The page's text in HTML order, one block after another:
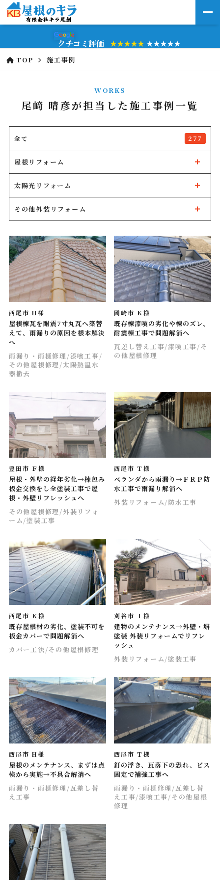
クチコミ評価 ★★★★★ ★★★★★
TOP 施工事例
WORKS
尾﨑 晴彦が担当した施工事例一覧
全て 277
屋根リフォーム
太陽光リフォーム
その他外装リフォーム
西尾市 H様
屋根棟瓦を耐震7寸丸瓦へ築替
えて、雨漏りの原因を根本解決
へ
雨漏り・雨樋修理 /漆喰工事/
その他屋根修理 /太陽熱温水
器撤去
岡崎市 Ｋ様
既存棟漆喰の劣化や棟のズレ、
耐震棟工事で問題解消へ
瓦差し替え工事/漆喰工事/そ
の他屋根修理
豊田市 Ｆ様
屋根・外壁の経年劣化→棟包み
板金交換をし全塗装工事で屋
根・外壁リフレッシュへ
その他屋根修理 /外装リフォ
ーム/塗装工事
西尾市 Ｔ様
ベランダから雨漏り→ＦＲＰ防
水工事で雨漏り解消へ
外装リフォーム/防水工事
西尾市 Ｋ様
既存屋根材の劣化、塗装不可を
板金カバーで問題解消へ
カバー工法/その他屋根修理
刈谷市 Ｉ様
建物のメンテナンス→外壁・塀
塗装 外装リフォームでリフレ
ッシュ
外装リフォーム/塗装工事
西尾市 H様
屋根のメンテナンス、まずは点
検から実施→不具合解消へ
雨漏り・雨樋修理 /瓦差し替
え工事
西尾市 Ｔ様
釘の浮き、瓦落下の恐れ、ビス
固定で補強工事へ
雨漏り・雨樋修理 /瓦差し替
え工事/漆喰工事/その他屋根
修理